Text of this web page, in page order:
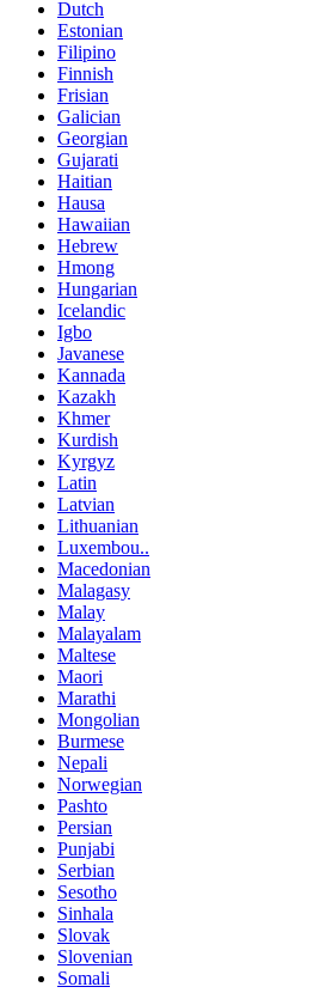
Dutch
Estonian
Filipino
Finnish
Frisian
Galician
Georgian
Gujarati
Haitian
Hausa
Hawaiian
Hebrew
Hmong
Hungarian
Icelandic
Igbo
Javanese
Kannada
Kazakh
Khmer
Kurdish
Kyrgyz
Latin
Latvian
Lithuanian
Luxembou..
Macedonian
Malagasy
Malay
Malayalam
Maltese
Maori
Marathi
Mongolian
Burmese
Nepali
Norwegian
Pashto
Persian
Punjabi
Serbian
Sesotho
Sinhala
Slovak
Slovenian
Somali